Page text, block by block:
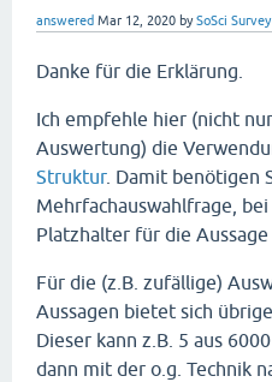
answered Mar 12, 2020 bySoSci Survey
Danke für die Erklärung.
Ich empfehle hier (nicht
Auswertung) die
Struktur. Damit benötigen
Mehrfachauswahlfrage,
Platzhalter für die Aussage
Für die (z.B. zufällige)
Aussagen bietet sich
Dieser kann z.B. 5 aus
dann mit der o.g. Technik